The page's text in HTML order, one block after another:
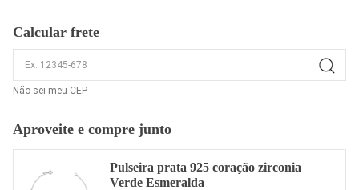
Calcular frete
Não sei meu CEP
Aproveite e compre junto
Pulseira prata 925 coração zirconia
Verde Esmeralda